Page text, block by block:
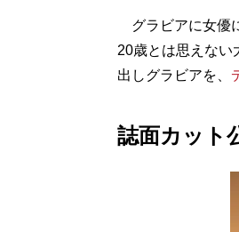
グラビアに女優
20歳とは思えな
出しグラビアを、
誌面カット